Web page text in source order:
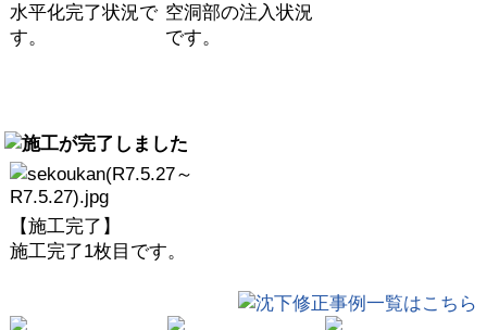
水平化完了状況で
す。
空洞部の注入状況
です。
【施工完了】
施工完了1枚目です。